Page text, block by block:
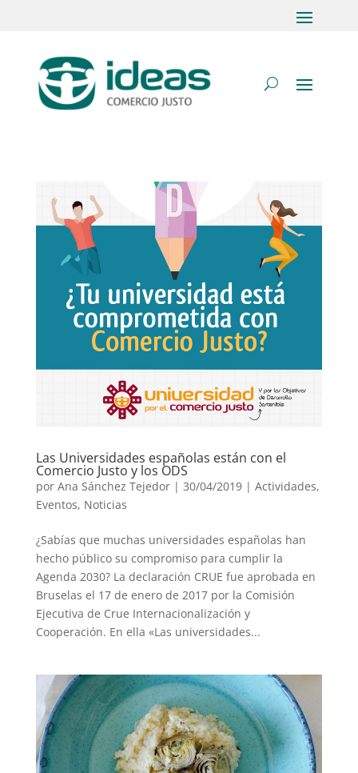
Las Universidades españolas están con el
Comercio Justo y los ODS
por Ana Sánchez Tejedor| 30/04/2019 | Actividades,
Eventos, Noticias
¿Sabías que muchas universidades españolas han
hecho público su compromiso para cumplir la
Agenda 2030? La declaración CRUE fue aprobada en
Bruselas el 17 de enero de 2017 por la Comisión
Ejecutiva de Crue Internacionalización y
Cooperación. En ella «Las universidades...